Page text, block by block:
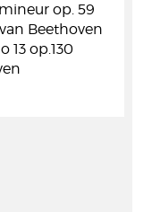
op. 59
Beethoven
13 op.130